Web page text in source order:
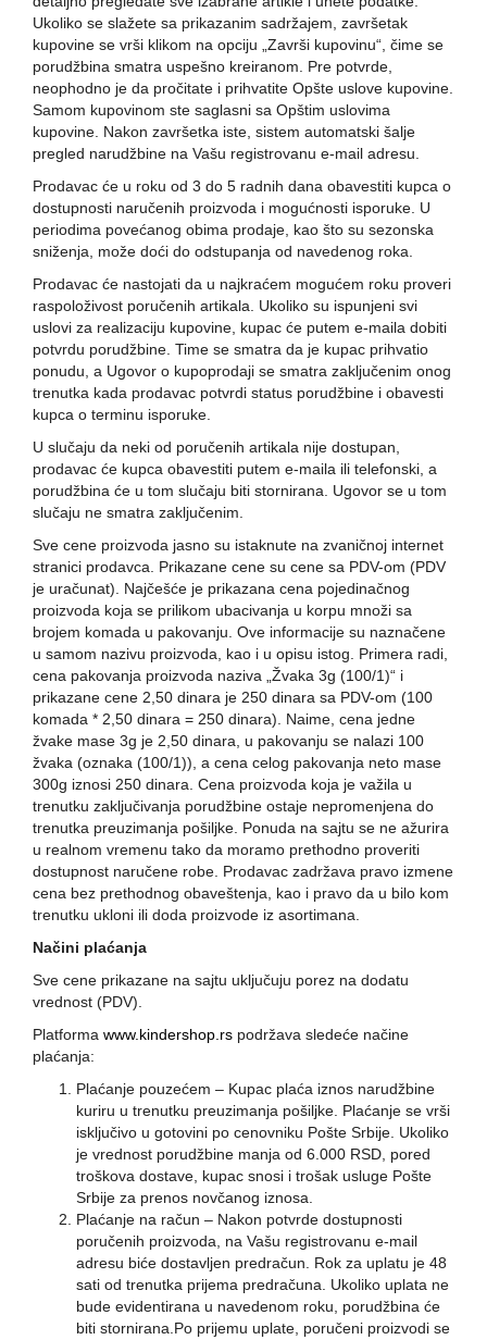
Ukoliko se slažete sa prikazanim sadržajem, završetak
kupovine se vrši klikom na opciju „Završi kupovinu“, čime se
porudžbina smatra uspešno kreiranom. Pre potvrde,
neophodno je da pročitate i prihvatite Opšte uslove kupovine.
Samom kupovinom ste saglasni sa Opštim uslovima
kupovine. Nakon završetka iste, sistem automatski šalje
pregled narudžbine na Vašu registrovanu e-mail adresu.
Prodavac će u roku od 3 do 5 radnih dana obavestiti kupca o
dostupnosti naručenih proizvoda i mogućnosti isporuke. U
periodima povećanog obima prodaje, kao što su sezonska
sniženja, može doći do odstupanja od navedenog roka.
Prodavac će nastojati da u najkraćem mogućem roku proveri
raspoloživost poručenih artikala. Ukoliko su ispunjeni svi
uslovi za realizaciju kupovine, kupac će putem e-maila dobiti
potvrdu porudžbine. Time se smatra da je kupac prihvatio
ponudu, a Ugovor o kupoprodaji se smatra zaključenim onog
trenutka kada prodavac potvrdi status porudžbine i obavesti
kupca o terminu isporuke.
U slučaju da neki od poručenih artikala nije dostupan,
prodavac će kupca obavestiti putem e-maila ili telefonski, a
porudžbina će u tom slučaju biti stornirana. Ugovor se u tom
slučaju ne smatra zaključenim.
Sve cene proizvoda jasno su istaknute na zvaničnoj internet
stranici prodavca. Prikazane cene su cene sa PDV-om (PDV
je uračunat). Najčešće je prikazana cena pojedinačnog
proizvoda koja se prilikom ubacivanja u korpu množi sa
brojem komada u pakovanju. Ove informacije su naznačene
u samom nazivu proizvoda, kao i u opisu istog. Primera radi,
cena pakovanja proizvoda naziva „Žvaka 3g (100/1)“ i
prikazane cene 2,50 dinara je 250 dinara sa PDV-om (100
komada * 2,50 dinara = 250 dinara). Naime, cena jedne
žvake mase 3g je 2,50 dinara, u pakovanju se nalazi 100
žvaka (oznaka (100/1)), a cena celog pakovanja neto mase
300g iznosi 250 dinara. Cena proizvoda koja je važila u
trenutku zaključivanja porudžbine ostaje nepromenjena do
trenutka preuzimanja pošiljke. Ponuda na sajtu se ne ažurira
u realnom vremenu tako da moramo prethodno proveriti
dostupnost naručene robe. Prodavac zadržava pravo izmene
cena bez prethodnog obaveštenja, kao i pravo da u bilo kom
trenutku ukloni ili doda proizvode iz asortimana.
Načini plaćanja
Sve cene prikazane na sajtu uključuju porez na dodatu
vrednost (PDV).
Platforma www.kindershop.rs podržava sledeće načine
plaćanja:
Plaćanje pouzećem – Kupac plaća iznos narudžbine
kuriru u trenutku preuzimanja pošiljke. Plaćanje se vrši
isključivo u gotovini po cenovniku Pošte Srbije. Ukoliko
je vrednost porudžbine manja od 6.000 RSD, pored
troškova dostave, kupac snosi i trošak usluge Pošte
Srbije za prenos novčanog iznosa.
Plaćanje na račun – Nakon potvrde dostupnosti
poručenih proizvoda, na Vašu registrovanu e-mail
adresu biće dostavljen predračun. Rok za uplatu je 48
sati od trenutka prijema predračuna. Ukoliko uplata ne
bude evidentirana u navedenom roku, porudžbina će
biti stornirana.Po prijemu uplate, poručeni proizvodi se